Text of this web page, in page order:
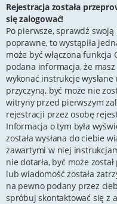
Rejestracja została
się zalogować!
Po pierwsze, sprawdź swoją
poprawne, to wystąpiła
może być włączona funkcja
podana informacja, że
wykonać instrukcje
przyczyną, być może nie
witryny przed pierwszym
rejestracji przez osobę
Informacja o tym była
została wysłana do ciebie
zawartymi w niej
nie dotarła, być może
lub wiadomość została
na pewno podany przez
spróbuj skontaktować się z